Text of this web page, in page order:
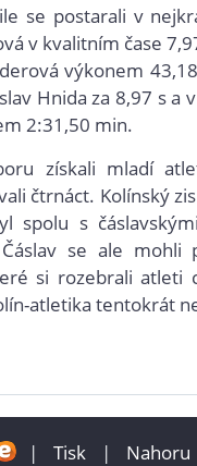
se postarali v
v kvalitním čase
výkonem
Hnida za 8,97 s a
2:31,50 min.
získali mladí
čtrnáct. Kolínský
spolu s
se ale mohli
si rozebrali atleti
atletika tentokrát
| Tisk | Nahoru